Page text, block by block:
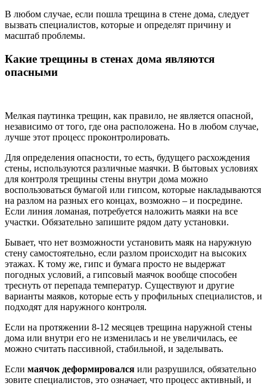
В любом случае, если пошла трещина в стене дома, следует
вызвать специалистов, которые и определят причину и
масштаб проблемы.
Какие трещины в стенах дома являются
опасными
Мелкая паутинка трещин, как правило, не является опасной,
независимо от того, где она расположена. Но в любом случае,
лучше этот процесс проконтролировать.
Для определения опасности, то есть, будущего расхождения
стены, используются различные маячки. В бытовых условиях
для контроля трещины стены внутри дома можно
воспользоваться бумагой или гипсом, которые накладываются
на разлом на разных его концах, возможно – и посредине.
Если линия ломаная, потребуется наложить маяки на все
участки. Обязательно запишите рядом дату установки.
Бывает, что нет возможности установить маяк на наружную
стену самостоятельно, если разлом происходит на высоких
этажах. К тому же, гипс и бумага просто не выдержат
погодных условий, а гипсовый маячок вообще способен
треснуть от перепада температур. Существуют и другие
варианты маяков, которые есть у профильных специалистов, и
подходят для наружного контроля.
Если на протяжении 8-12 месяцев трещина наружной стены
дома или внутри его не изменилась и не увеличилась, ее
можно считать пассивной, стабильной, и заделывать.
Если маячок деформировался или разрушился, обязательно
зовите специалистов, это означает, что процесс активный, и